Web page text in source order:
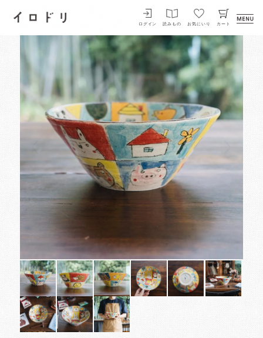
イロドリ
ログイン 読みもの お気にいり カート